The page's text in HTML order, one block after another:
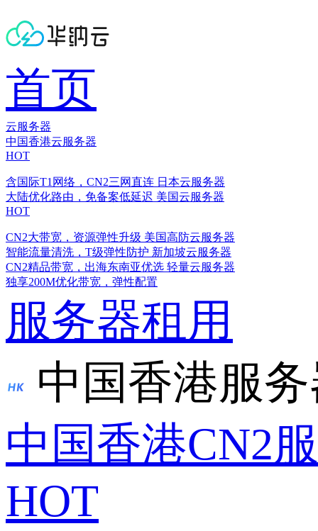
首页
云服务器
中国香港云服务器
HOT
含国际T1网络，CN2三网直连 日本云服务器
大陆优化路由，免备案低延迟 美国云服务器
HOT
CN2大带宽，资源弹性升级 美国高防云服务器
智能流量清洗，T级弹性防护 新加坡云服务器
CN2精品带宽，出海东南亚优选 轻量云服务器
独享200M优化带宽，弹性配置
服务器租用
中国香港服
中国香港CN2
HOT